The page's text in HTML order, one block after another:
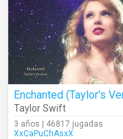
Taylor Swift
3 años | 46817 jugadas
XxCaPuChAsxX